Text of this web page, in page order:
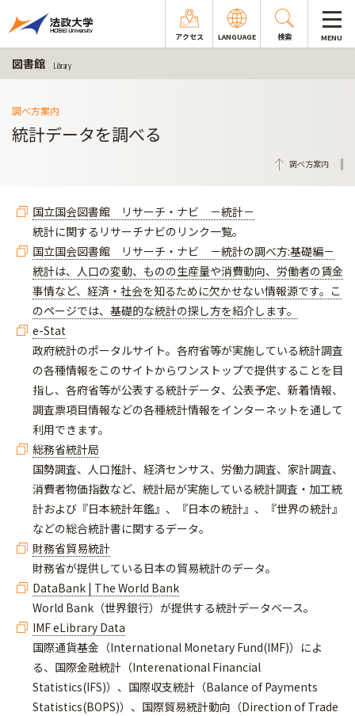
アクセス LANGUAGE 検索 MENU
図書館 Library
調べ方案内
統計データを調べる
調べ方案内
国立国会図書館 リサーチ・ナビ －統計－
統計に関するリサーチナビのリンク一覧。
国立国会図書館 リサーチ・ナビ －統計の調べ方:基礎編－
統計は、人口の変動、ものの生産量や消費動向、労働者の賃金
事情など、経済・社会を知るために欠かせない情報源です。こ
のページでは、基礎的な統計の探し方を紹介します。
e-Stat
政府統計のポータルサイト。各府省等が実施している統計調査
の各種情報をこのサイトからワンストップで提供することを目
指し、各府省等が公表する統計データ、公表予定、新着情報、
調査票項目情報などの各種統計情報をインターネットを通して
利用できます。
総務省統計局
国勢調査、人口推計、経済センサス、労働力調査、家計調査、
消費者物価指数など、統計局が実施している統計調査・加工統
計および『日本統計年鑑』、『日本の統計』、『世界の統計』
などの総合統計書に関するデータ。
財務省貿易統計
財務省が提供している日本の貿易統計のデータ。
DataBank | The World Bank
World Bank（世界銀行）が提供する統計データベース。
IMF eLibrary Data
国際通貨基金（International Monetary Fund(IMF)）によ
る、国際金融統計（Interenational Financial
Statistics(IFS)）、国際収支統計（Balance of Payments
Statistics(BOPS)）、国際貿易統計動向（Direction of Trade